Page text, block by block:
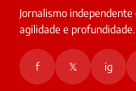
Jornalismo
agilidade e profundidade.
f 𝕏 ig